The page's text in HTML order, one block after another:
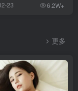
23 6.2W+
更多